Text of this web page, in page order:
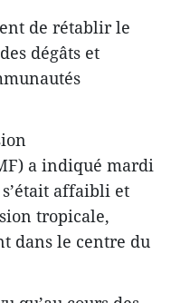
de rétablir le
dégâts et
a indiqué mardi
affaibli et
tropicale,
dans le centre du